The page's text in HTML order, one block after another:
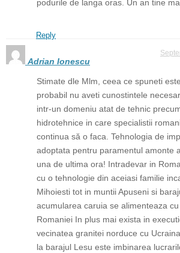
podurile de langa oras. Un an tine
Reply
Adrian Ionescu
Stimate dle Mlm, ceea ce spuneti
probabil nu aveti cunostintele
intr-un domeniu atat de tehnic
hidrotehnice in care specialistii
continua să o faca. Tehnologia de
adoptata pentru paramentul amonte
una de ultima ora! Intradevar in
cu o tehnologie din aceiasi familie
Mihoiesti tot in muntii Apuseni si
acumularea caruia se alimenteaza
Romaniei In plus mai exista in
vecinatea granitei norduce cu
la barajul Lesu este imbinarea